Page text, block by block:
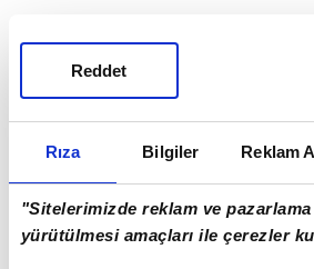
Rıza Bilgiler Reklam
"Sitelerimizde reklam ve
yürütülmesi amaçları ile çerezler
Reddet